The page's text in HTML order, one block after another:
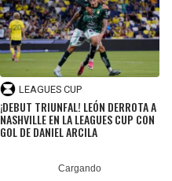
LEAGUES CUP
¡DEBUT TRIUNFAL! LEÓN DERROTA A
NASHVILLE EN LA LEAGUES CUP CON
GOL DE DANIEL ARCILA